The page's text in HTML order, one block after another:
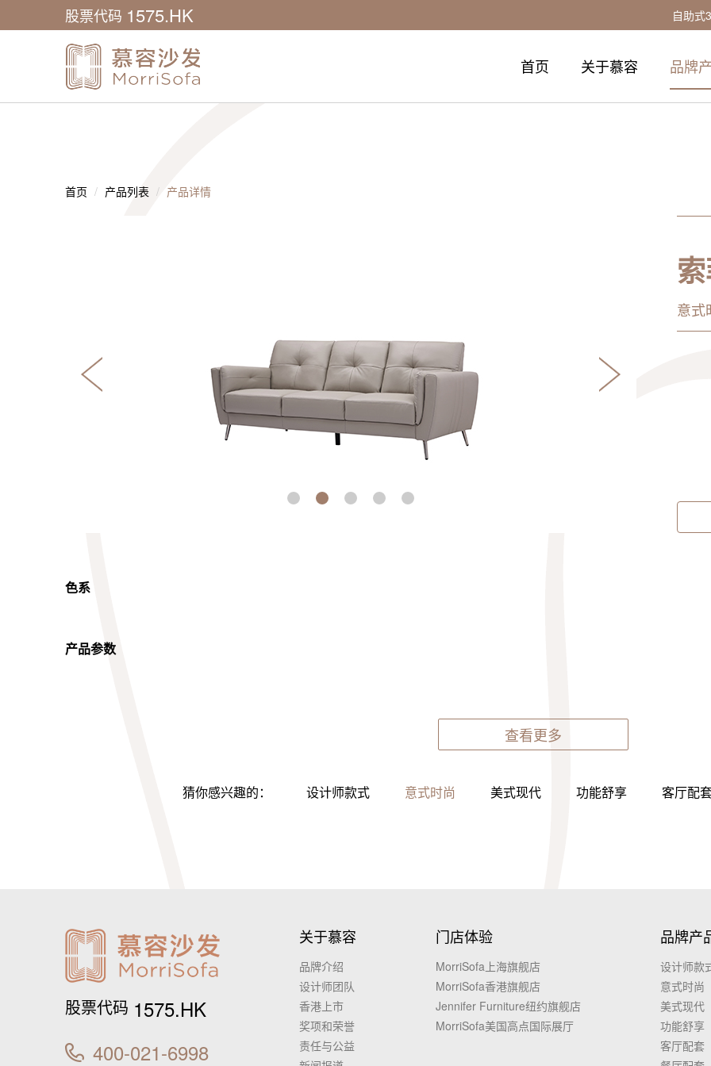
股票代码 1575.HK 自助式
首页 关于慕容 品牌
首页 产品列表 产品详情
意式
色系
产品参数
查看更多
猜你感兴趣的： 设计师款式 意式时尚 美式现代 功能舒享 客厅配
股票代码 1575.HK
400-021-6998
关于慕容
品牌介绍
设计师团队
香港上市
奖项和荣誉
责任与公益
门店体验
MorriSofa上海旗舰店
MorriSofa香港旗舰店
Jennifer Furniture纽约旗舰店
MorriSofa美国高点国际展厅
品牌产
设计师款
意式时尚
美式现代
功能舒享
客厅配套